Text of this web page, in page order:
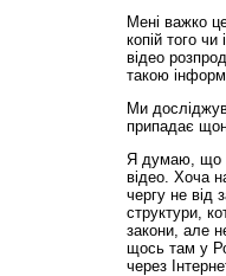
Мені важко
копій того
відео
такою
Ми
припадає
Я думаю, що
відео. Хоча
чергу не від
структури,
закони, але
щось там у
через